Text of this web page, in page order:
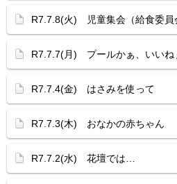
R7.7.8(火) 児童集会（給食委員
R7.7.7(月) プールかぁ、いいね
R7.7.4(金) はさみを使って
R7.7.3(木) おなかの赤ちゃん
R7.7.2(水) 花壇では…